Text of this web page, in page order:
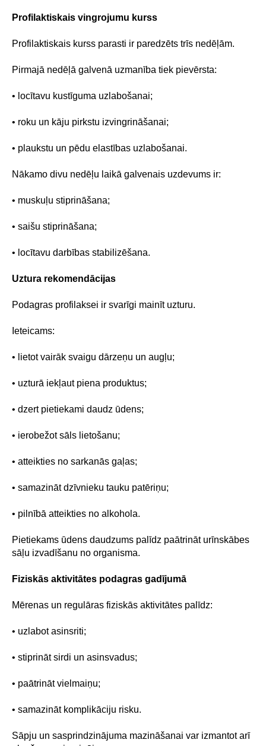
Profilaktiskais vingrojumu kurss
Profilaktiskais kurss parasti ir paredzēts trīs nedēļām.
Pirmajā nedēļā galvenā uzmanība tiek pievērsta:
• locītavu kustīguma uzlabošanai;
• roku un kāju pirkstu izvingrināšanai;
• plaukstu un pēdu elastības uzlabošanai.
Nākamo divu nedēļu laikā galvenais uzdevums ir:
• muskuļu stiprināšana;
• saišu stiprināšana;
• locītavu darbības stabilizēšana.
Uztura rekomendācijas
Podagras profilaksei ir svarīgi mainīt uzturu.
Ieteicams:
• lietot vairāk svaigu dārzeņu un augļu;
• uzturā iekļaut piena produktus;
• dzert pietiekami daudz ūdens;
• ierobežot sāls lietošanu;
• atteikties no sarkanās gaļas;
• samazināt dzīvnieku tauku patēriņu;
• pilnībā atteikties no alkohola.
Pietiekams ūdens daudzums palīdz paātrināt urīnskābes
sāļu izvadīšanu no organisma.
Fiziskās aktivitātes podagras gadījumā
Mērenas un regulāras fiziskās aktivitātes palīdz:
• uzlabot asinsriti;
• stiprināt sirdi un asinsvadus;
• paātrināt vielmaiņu;
• samazināt komplikāciju risku.
Sāpju un sasprindzinājuma mazināšanai var izmantot arī